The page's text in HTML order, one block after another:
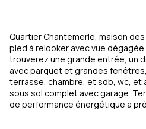
Quartier Chantemerle, maison
pied à relooker avec vue
trouverez une grande entrée, un
avec parquet et grandes
terrasse, chambre, et sdb, wc, et
sous sol complet avec garage.
de performance énergétique à